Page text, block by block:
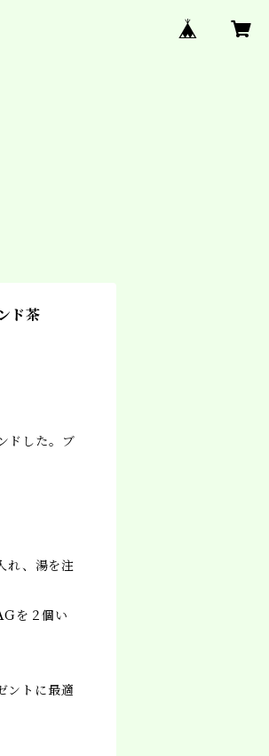
ド茶
ドした。ブ
れ、湯を注
を２個い
ントに最適